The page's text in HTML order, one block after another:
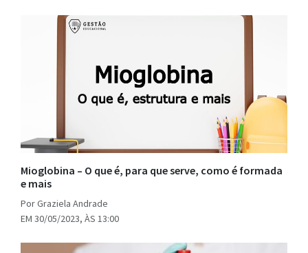
Mioglobina – O que é, para que serve, como é formada
e mais
Por Graziela Andrade
EM 30/05/2023, ÀS 13:00